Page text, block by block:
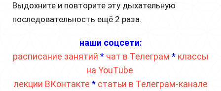
Выдохните и повторите эту дыхательную
последовательность ещё 2 раза.
наши соцсети:
расписание занятий * чат в Телеграм * классы
на YouTube
лекции ВКонтакте * статьи в Телеграм-канале